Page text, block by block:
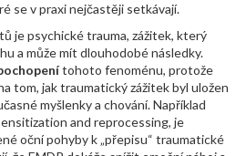
se v praxi nejčastěji setkávají.
jepsychické trauma, zážitek, který
a může mít dlouhodobé následky.
tohoto fenoménu, protože
tom, jak traumatický zážitek byl uložen
myšlenky a chování. Například
and reprocessing, je
oční pohyby k „přepisu“ traumatické